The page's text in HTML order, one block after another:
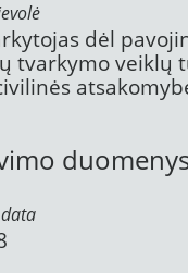
dėl
tvarkymo veiklų